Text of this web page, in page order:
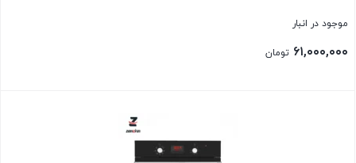
موجود در انبار
۶۱,۰۰۰,۰۰۰ تومان